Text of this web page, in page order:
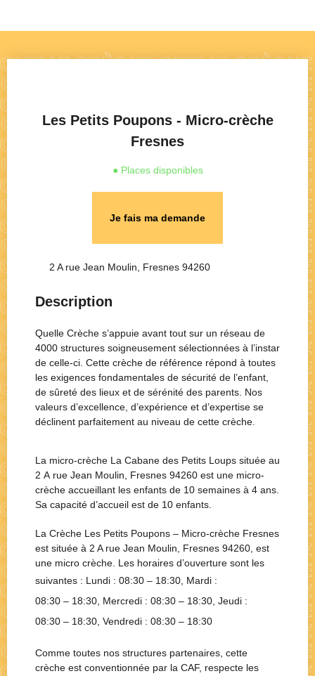
Les Petits Poupons - Micro-crèche
Fresnes
● Places disponibles
Je fais ma demande
2 A rue Jean Moulin, Fresnes 94260
Description
Quelle Crèche s’appuie avant tout sur un réseau de
4000 structures soigneusement sélectionnées à l’instar
de celle-ci. Cette crèche de référence répond à toutes
les exigences fondamentales de sécurité de l’enfant,
de sûreté des lieux et de sérénité des parents. Nos
valeurs d’excellence, d’expérience et d’expertise se
déclinent parfaitement au niveau de cette crèche.
La micro-crèche La Cabane des Petits Loups située au
2 A rue Jean Moulin, Fresnes 94260 est une micro-
crèche accueillant les enfants de 10 semaines à 4 ans.
Sa capacité d’accueil est de 10 enfants.
La Crèche Les Petits Poupons – Micro-crèche Fresnes
est située à 2 A rue Jean Moulin, Fresnes 94260, est
une micro crèche. Les horaires d’ouverture sont les
suivantes : Lundi : 08:30 – 18:30, Mardi :
08:30 – 18:30, Mercredi : 08:30 – 18:30, Jeudi :
08:30 – 18:30, Vendredi : 08:30 – 18:30
Comme toutes nos structures partenaires, cette
crèche est conventionnée par la CAF, respecte les